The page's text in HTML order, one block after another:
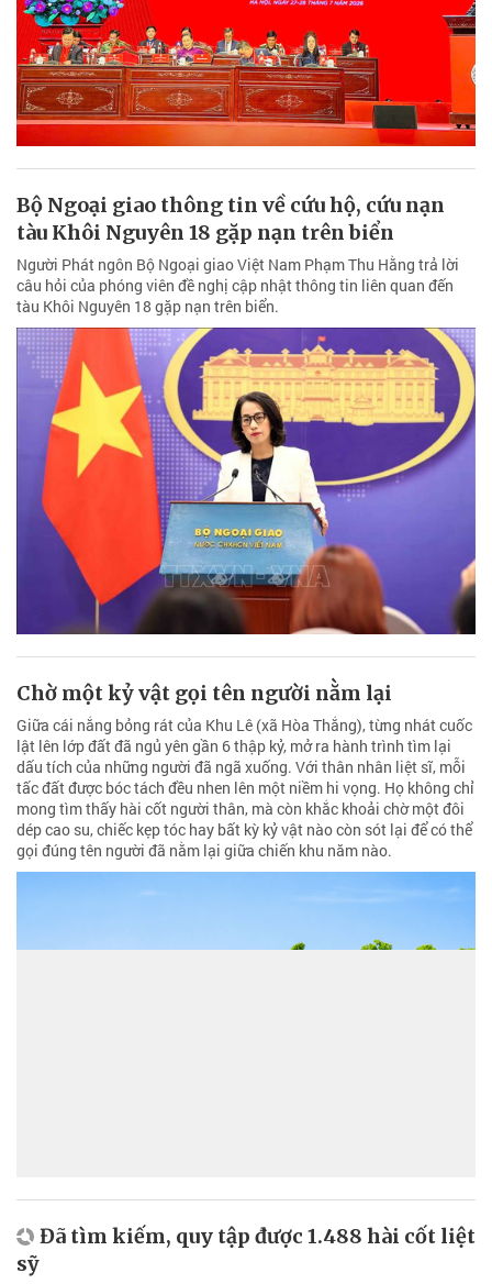
Bộ Ngoại giao thông tin về cứu hộ, cứu nạn
tàu Khôi Nguyên 18 gặp nạn trên biển
Người Phát ngôn Bộ Ngoại giao Việt Nam Phạm Thu Hằng trả lời
câu hỏi của phóng viên đề nghị cập nhật thông tin liên quan đến
tàu Khôi Nguyên 18 gặp nạn trên biển.
Chờ một kỷ vật gọi tên người nằm lại
Giữa cái nắng bỏng rát của Khu Lê (xã Hòa Thắng), từng nhát cuốc
lật lên lớp đất đã ngủ yên gần 6 thập kỷ, mở ra hành trình tìm lại
dấu tích của những người đã ngã xuống. Với thân nhân liệt sĩ, mỗi
tấc đất được bóc tách đều nhen lên một niềm hi vọng. Họ không chỉ
mong tìm thấy hài cốt người thân, mà còn khắc khoải chờ một đôi
dép cao su, chiếc kẹp tóc hay bất kỳ kỷ vật nào còn sót lại để có thể
gọi đúng tên người đã nằm lại giữa chiến khu năm nào.
Đã tìm kiếm, quy tập được 1.488 hài cốt liệt
sỹ